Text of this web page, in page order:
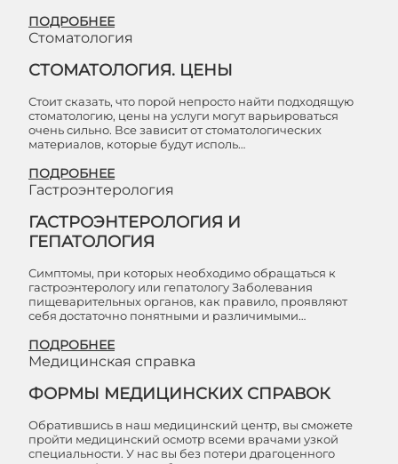
ПОДРОБНЕЕ
Стоматология
СТОМАТОЛОГИЯ. ЦЕНЫ
Стоит сказать, что порой непросто найти подходящую
стоматологию, цены на услуги могут варьироваться
очень сильно. Все зависит от стоматологических
материалов, которые будут исполь…
ПОДРОБНЕЕ
Гастроэнтерология
ГАСТРОЭНТЕРОЛОГИЯ И
ГЕПАТОЛОГИЯ
Симптомы, при которых необходимо обращаться к
гастроэнтерологу или гепатологу Заболевания
пищеварительных органов, как правило, проявляют
себя достаточно понятными и различимыми…
ПОДРОБНЕЕ
Медицинская справка
ФОРМЫ МЕДИЦИНСКИХ СПРАВОК
Обратившись в наш медицинский центр, вы сможете
пройти медицинский осмотр всеми врачами узкой
специальности. У нас вы без потери драгоценного